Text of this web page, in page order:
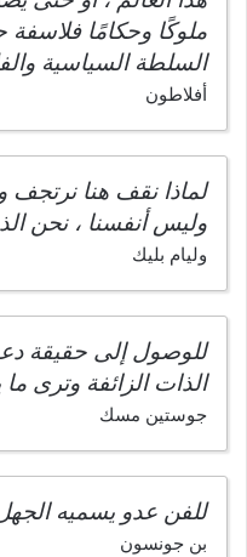
ملوكًا وحكامًا فلاسفة
السلطة السياسية
أفلاطون
لماذا نقف هنا نرتجف
وليس أنفسنا ، نحن
وليام بليك
للوصول إلى حقيقة
الذات الزائفة وترى
جوستين مسك
للفن عدو يسميه
بن جونسون